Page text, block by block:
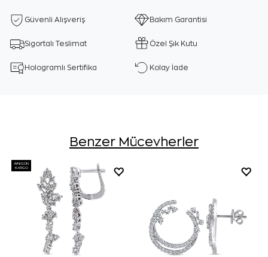
Güvenli Alışveriş Bakım Garantisi
Sigortalı Teslimat Özel Şık Kutu
Hologramlı Sertifika Kolay İade
Benzer Mücevherler
AYNI GÜN
KARGO